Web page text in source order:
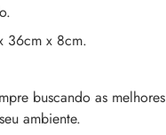
36cm x 8cm.
buscando as melhores
ambiente.